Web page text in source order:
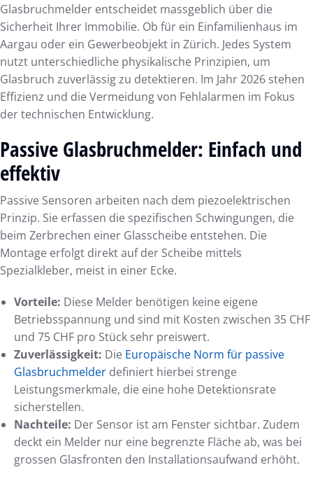
Glasbruchmelder entscheidet massgeblich über die
Sicherheit Ihrer Immobilie. Ob für ein Einfamilienhaus im
Aargau oder ein Gewerbeobjekt in Zürich. Jedes System
nutzt unterschiedliche physikalische Prinzipien, um
Glasbruch zuverlässig zu detektieren. Im Jahr 2026 stehen
Effizienz und die Vermeidung von Fehlalarmen im Fokus
der technischen Entwicklung.
Passive Glasbruchmelder: Einfach und
effektiv
Passive Sensoren arbeiten nach dem piezoelektrischen
Prinzip. Sie erfassen die spezifischen Schwingungen, die
beim Zerbrechen einer Glasscheibe entstehen. Die
Montage erfolgt direkt auf der Scheibe mittels
Spezialkleber, meist in einer Ecke.
Vorteile: Diese Melder benötigen keine eigene
Betriebsspannung und sind mit Kosten zwischen 35 CHF
und 75 CHF pro Stück sehr preiswert.
Zuverlässigkeit: Die Europäische Norm für passive
Glasbruchmelder definiert hierbei strenge
Leistungsmerkmale, die eine hohe Detektionsrate
sicherstellen.
Nachteile: Der Sensor ist am Fenster sichtbar. Zudem
deckt ein Melder nur eine begrenzte Fläche ab, was bei
grossen Glasfronten den Installationsaufwand erhöht.